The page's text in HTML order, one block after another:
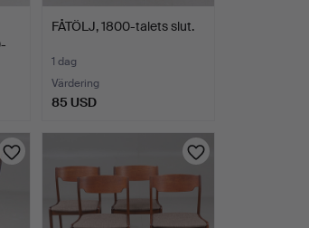
FÅTÖLJ, 1800-talets slut.
1 dag
Värdering
85 USD